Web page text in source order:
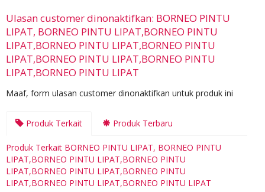
Ulasan customer dinonaktifkan: BORNEO PINTU
LIPAT, BORNEO PINTU LIPAT,BORNEO PINTU
LIPAT,BORNEO PINTU LIPAT,BORNEO PINTU
LIPAT,BORNEO PINTU LIPAT,BORNEO PINTU
LIPAT,BORNEO PINTU LIPAT
Maaf, form ulasan customer dinonaktifkan untuk produk ini
Produk Terkait Produk Terbaru
Produk Terkait BORNEO PINTU LIPAT, BORNEO PINTU
LIPAT,BORNEO PINTU LIPAT,BORNEO PINTU
LIPAT,BORNEO PINTU LIPAT,BORNEO PINTU
LIPAT,BORNEO PINTU LIPAT,BORNEO PINTU LIPAT